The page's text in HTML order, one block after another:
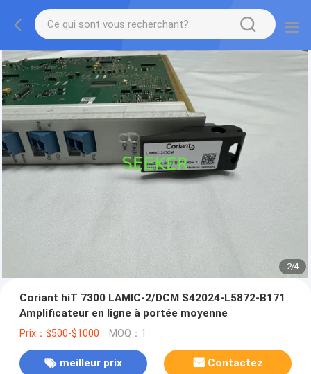
2/4
Coriant hiT 7300 LAMIC-2/DCM S42024-L5872-B171
Amplificateur en ligne à portée moyenne
Prix：$500-$1000 MOQ：1
meilleur prix Contactez